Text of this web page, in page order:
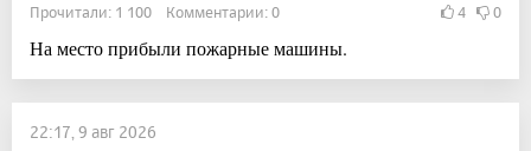
Прочитали: 1 100 Комментарии: 0 4 0
На место прибыли пожарные машины.
22:17, 9 авг 2026